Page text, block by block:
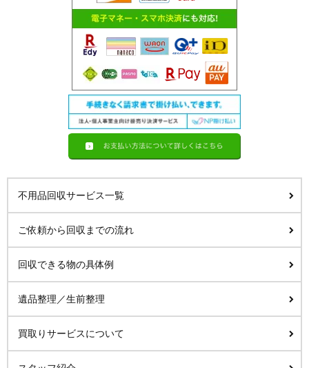
不用品回収サービス一覧
ご依頼から回収までの流れ
回収できる物の具体例
遺品整理／生前整理
買取りサービスについて